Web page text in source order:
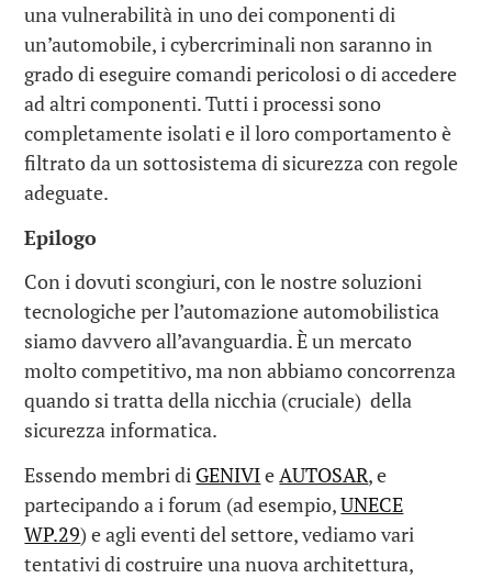
una vulnerabilità in uno dei componenti di
un’automobile, i cybercriminali non saranno in
grado di eseguire comandi pericolosi o di accedere
ad altri componenti. Tutti i processi sono
completamente isolati e il loro comportamento è
filtrato da un sottosistema di sicurezza con regole
adeguate.
Epilogo
Con i dovuti scongiuri, con le nostre soluzioni
tecnologiche per l’automazione automobilistica
siamo davvero all’avanguardia. È un mercato
molto competitivo, ma non abbiamo concorrenza
quando si tratta della nicchia (cruciale) della
sicurezza informatica.
Essendo membri di GENIVIeAUTOSAR, e
partecipando a i forum (ad esempio,UNECE
WP.29) e agli eventi del settore, vediamo vari
tentativi di costruire una nuova architettura,